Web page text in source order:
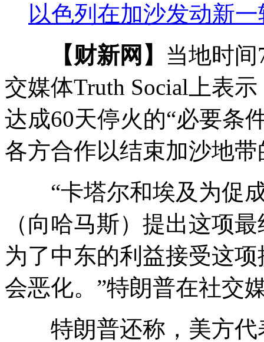
以色列在加沙发动新
【财新网】 当地时
交媒体Truth Social上表
达成60天停火的“必要条
各方合作以结束加沙地
“卡塔尔和埃及为促成
（向哈马斯）提出这项
为了中东的利益接受这
会恶化。”特朗普在社交
特朗普还称，美方代